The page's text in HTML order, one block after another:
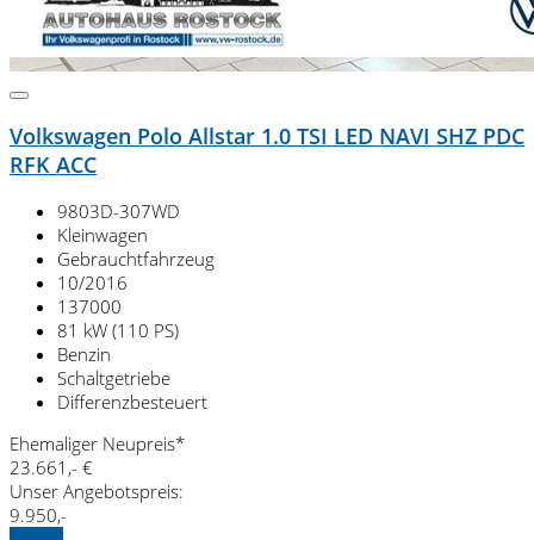
Volkswagen Polo Allstar 1.0 TSI LED NAVI SHZ PDC
RFK ACC
9803D-307WD
Kleinwagen
Gebrauchtfahrzeug
10/2016
137000
81 kW (110 PS)
Benzin
Schaltgetriebe
Differenzbesteuert
Ehemaliger Neupreis*
23.661,- €
Unser Angebotspreis:
9.950,-